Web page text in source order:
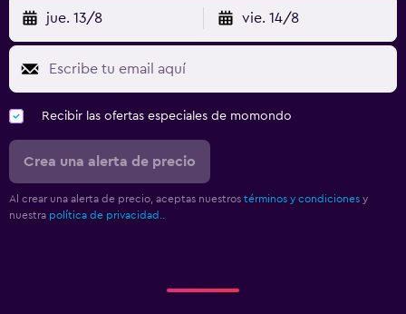
jue. 13/8 vie. 14/8
Recibir las ofertas especiales de momondo
Crea una alerta de precio
Al crear una alerta de precio, aceptas nuestros términos y condiciones y
nuestra política de privacidad.